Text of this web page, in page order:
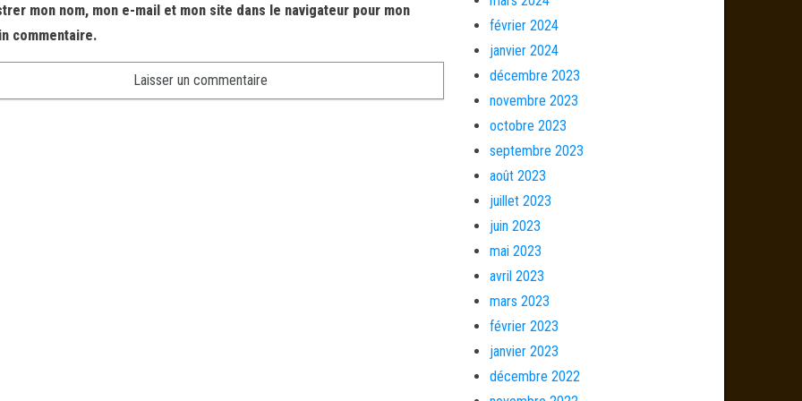
mon nom, mon e-mail et mon site dans le navigateur pour mon
commentaire.
février 2024
janvier 2024
décembre 2023
novembre 2023
octobre 2023
septembre 2023
août 2023
juillet 2023
juin 2023
mai 2023
avril 2023
mars 2023
février 2023
janvier 2023
décembre 2022